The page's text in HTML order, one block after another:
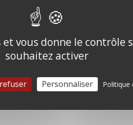
vous donne le contrôle
souhaitez activer
Personnaliser Politique